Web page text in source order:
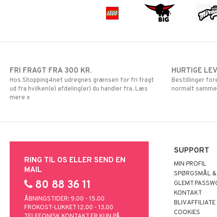
FRI FRAGT FRA 300 KR.
Hos Shopping4net udregnes grænsen for fri fragt
ud fra hvilken(e) afdeling(er) du handler fra. Læs
mere »
HURTIGE
Bestillinger
normalt
RING TIL OS ELLER SEND EN
MAIL
80 88 36 11
ÅBNINGSTIDER: 9.00 - 15.00
FROKOST-LUKKET 12.00 - 13.00
SUPPORT
MIN PROFIL
SPØRGSMÅL &
GLEMT
KONTAKT
BLIV AFFILIATE
COOKIES